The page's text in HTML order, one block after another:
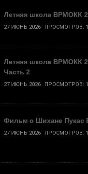
Летняя школа ВРМОКК
27 ИЮНЬ 2026 ПРОСМОТРОВ:
Летняя школа ВРМОКК
Часть 2
27 ИЮНЬ 2026 ПРОСМОТРОВ:
Фильм о Шихане Пукас
27 ИЮНЬ 2026 ПРОСМОТРОВ: